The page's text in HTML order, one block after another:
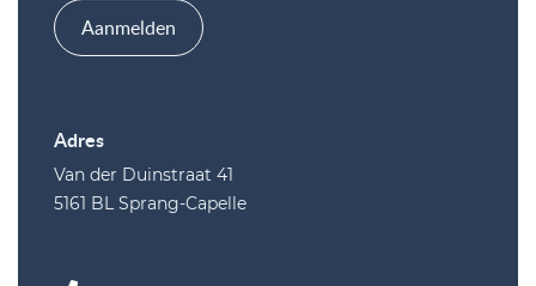
Aanmelden
Adres
Van der Duinstraat 41
5161 BL Sprang-Capelle